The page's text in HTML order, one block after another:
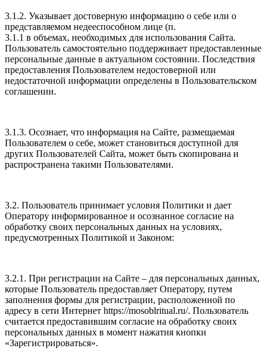
3.1.2. Указывает достоверную информацию о себе или о
представляемом недееспособном лице (п.
3.1.1 в объемах, необходимых для использования Сайта.
Пользователь самостоятельно поддерживает предоставленные
персональные данные в актуальном состоянии. Последствия
предоставления Пользователем недостоверной или
недостаточной информации определены в Пользовательском
соглашении.
3.1.3. Осознает, что информация на Сайте, размещаемая
Пользователем о себе, может становиться доступной для
других Пользователей Сайта, может быть скопирована и
распространена такими Пользователями.
3.2. Пользователь принимает условия Политики и дает
Оператору информированное и осознанное согласие на
обработку своих персональных данных на условиях,
предусмотренных Политикой и Законом:
3.2.1. При регистрации на Сайте – для персональных данных,
которые Пользователь предоставляет Оператору, путем
заполнения формы для регистрации, расположенной по
адресу в сети Интернет https://mosoblritual.ru/. Пользователь
считается предоставившим согласие на обработку своих
персональных данных в момент нажатия кнопки
«Зарегистрироваться».